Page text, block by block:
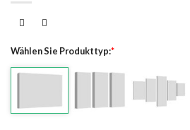
Wählen Sie Produkttyp:*